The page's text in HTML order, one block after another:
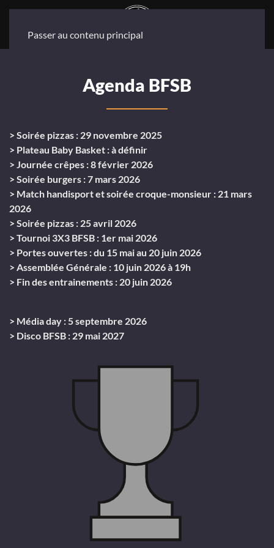
Passer au contenu principal
Agenda BFSB
> Soirée pizzas : 29 novembre 2025
> Plateau Baby Basket : à définir
> Journée crêpes : 8 février 2026
> Soirée burgers : 7 mars 2026
> Match handisport et soirée croque-monsieur : 21 mars
2026
> Soirée pizzas : 25 avril 2026
> Tournoi 3X3 BFSB : 1er mai 2026
> Portes ouvertes : du 15 mai au 20 juin 2026
> Assemblée Générale : 10 juin 2026 à 19h
> Fin des entrainements : 20 juin 2026
> Média day : 5 septembre 2026
> Disco BFSB : 29 mai 2027